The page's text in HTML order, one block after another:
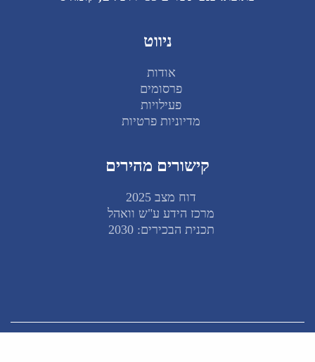
ניווט
אודות
פרסומים
פעילויות
מדיוניות פרטיות
קישורים מהירים
דוח מצב 2025
מרכז הידע ע"ש וואהל
תכנית הבכירים: 2030